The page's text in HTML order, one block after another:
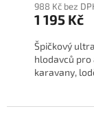
988 Kč bez
1 195 Kč
Špičkový
hlodavců
karavany,